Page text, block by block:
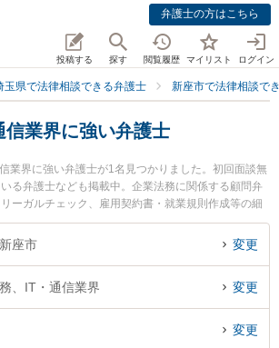
弁護士の方はこちら
投稿する 探す 閲覧履歴 マイリスト ログイン
玉県で法律相談できる弁護士 新座市で法律相談で
信業界に強い弁護士
業界に強い弁護士が1名見つかりました。初回面談無
る弁護士なども掲載中。企業法務に関係する顧問弁
ーガルチェック、雇用契約書・就業規則作成等の細
もでき便利です。特に本山健法律事務所の本山 健弁
弁護士費用、強みなどが注目されています。『新座
通信業界を法律相談できる新座市内の弁護士に相談
の相談者さんにおすすめです。
座市 変更
、IT・通信業界 変更
変更